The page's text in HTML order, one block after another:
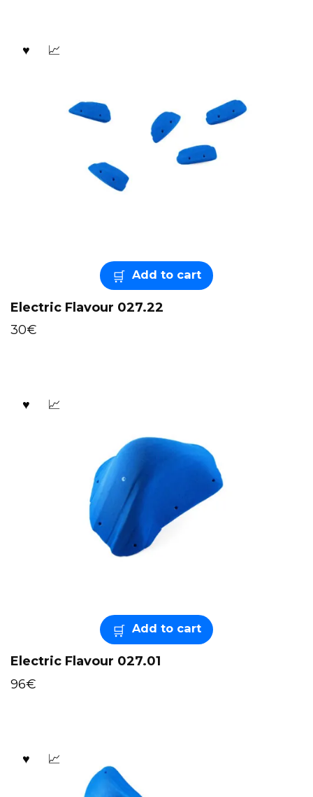
Add to cart
Electric Flavour 027.22
30€
Add to cart
Electric Flavour 027.01
96€